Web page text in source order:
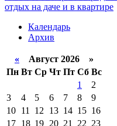
отдых на даче и в квартире
Календарь
Архив
« Август 2026 »
Пн Вт Ср Чт Пт Сб Вс
1
2
3
4 5 6 7 8
9
10 11 12 13 14 15 16
17 18 19 20 21 22 23